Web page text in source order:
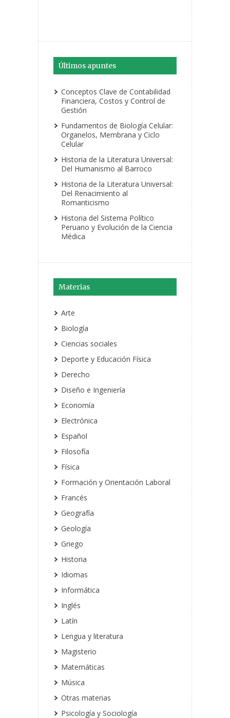
Últimos apuntes
Conceptos Clave de Contabilidad
Financiera, Costos y Control de
Gestión
Fundamentos de Biología Celular:
Organelos, Membrana y Ciclo
Celular
Historia de la Literatura Universal:
Del Humanismo al Barroco
Historia de la Literatura Universal:
Del Renacimiento al
Romanticismo
Historia del Sistema Político
Peruano y Evolución de la Ciencia
Médica
Materias
Arte
Biología
Ciencias sociales
Deporte y Educación Física
Derecho
Diseño e Ingeniería
Economía
Electrónica
Español
Filosofía
Física
Formación y Orientación Laboral
Francés
Geografía
Geología
Griego
Historia
Idiomas
Informática
Inglés
Latín
Lengua y literatura
Magisterio
Matemáticas
Música
Otras materias
Psicología y Sociología